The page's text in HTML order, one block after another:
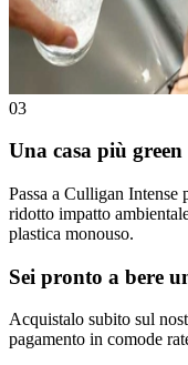
03
Una casa più green
Passa a Culligan Intense
ridotto impatto
plastica monouso.
Sei pronto a bere
Acquistalo subito sul
pagamento in comode